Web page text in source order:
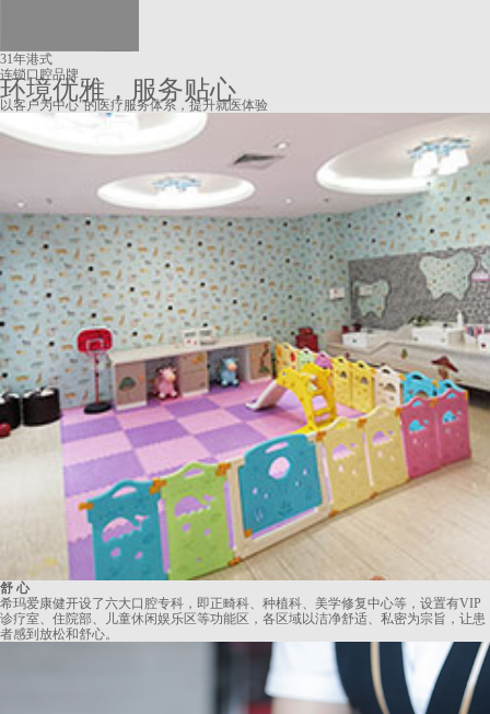
31年港式
连锁口腔品牌
环境优雅，服务贴心
以客户为中心”的医疗服务体系，提升就医体验
舒 心
希玛爱康健开设了六大口腔专科，即正畸科、种植科、美学修复中心等，设置有VIP
诊疗室、住院部、儿童休闲娱乐区等功能区，各区域以洁净舒适、私密为宗旨，让患
者感到放松和舒心。